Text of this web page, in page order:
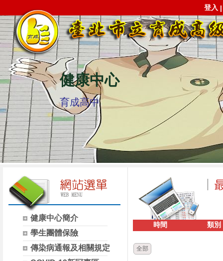
登入
健康中心
育成高中
健康中心簡介
學生團體保險
傳染病通報及相關規定
時間 類別
全部